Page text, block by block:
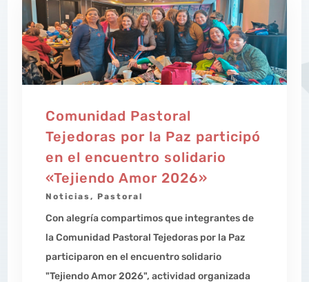
Comunidad Pastoral
Tejedoras por la Paz participó
en el encuentro solidario
«Tejiendo Amor 2026»
Noticias,Pastoral
Con alegría compartimos que integrantes de
la Comunidad Pastoral Tejedoras por la Paz
participaron en el encuentro solidario
"Tejiendo Amor 2026", actividad organizada